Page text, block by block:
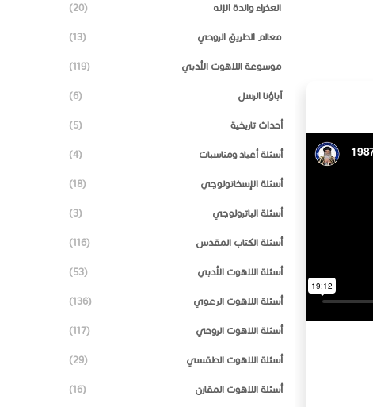
العذراء والدة الإله (20)
معالم الطريق الروحي (13)
موسوعة اللاهوت الأدبي (119)
آباؤنا الرسل (6)
أحداث تاريخية (5)
أسئلة أعياد ومناسبات (4)
أسئلة الإسخاتولوجي (18)
أسئلة الباترولوجي (3)
أسئلة الكتاب المقدس (116)
أسئلة اللاهوت الأدبي (53)
أسئلة اللاهوت الرعوي (136)
أسئلة اللاهوت الروحي (117)
أسئلة اللاهوت الطقسي (29)
أسئلة اللاهوت المقارن (16)